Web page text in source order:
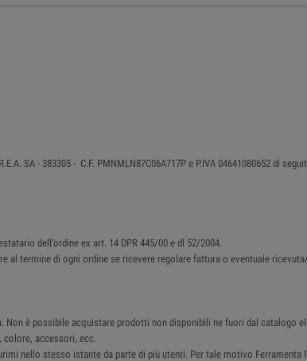
SA - 383305 - C.F. PMNMLN87C06A717P e P.IVA 04641080652 di
dell'ordine ex art. 14 DPR 445/00 e dl 52/2004.
termine di ogni ordine se ricevere regolare fattura o eventuale
è possibile acquistare prodotti non disponibili ne fuori dal catalogo
accessori, ecc.
nello stesso istante da parte di più utenti. Per tale motivo